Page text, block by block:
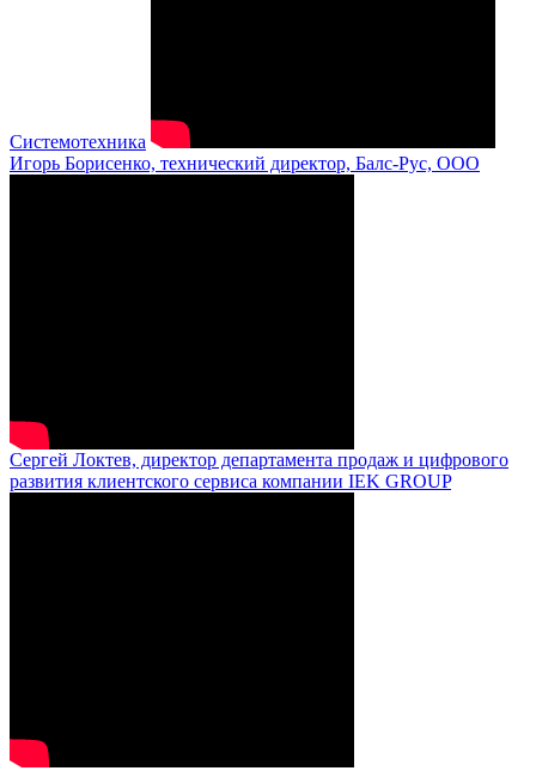
Системотехника
Игорь Борисенко, технический директор, Балс-Рус, ООО
Сергей Локтев, директор департамента продаж и цифрового
развития клиентского сервиса компании IEK GROUP